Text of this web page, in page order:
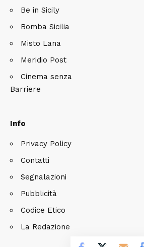
Be in Sicily
Bomba Sicilia
Misto Lana
Meridio Post
Cinema senza
Barriere
Info
Privacy Policy
Contatti
Segnalazioni
Pubblicità
Codice Etico
La Redazione